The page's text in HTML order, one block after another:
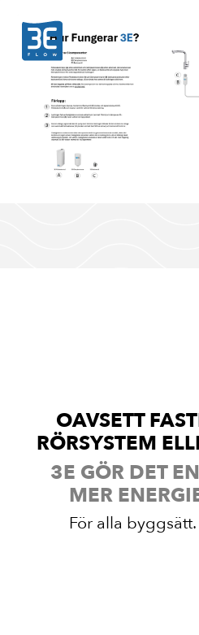
OAVSETT
RÖRSYSTEM
3E GÖR DET
MER
För alla